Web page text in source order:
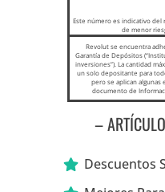
Este número es indicativo
de menor
Revolut se encuentra
Garantía de Depósitos
inversiones”). La cantidad
un solo depositante para
pero se aplican algunas
documento de
–
Descuentos